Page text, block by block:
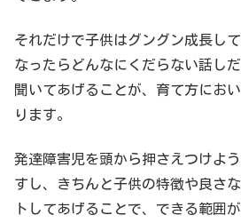
それだけで子供はグングン成長し
なったらどんなにくだらない話し
聞いてあげることが、育て方にお
ります。
発達障害児を頭から押さえつけよ
すし、きちんと子供の特徴や良さ
トしてあげることで、できる範囲